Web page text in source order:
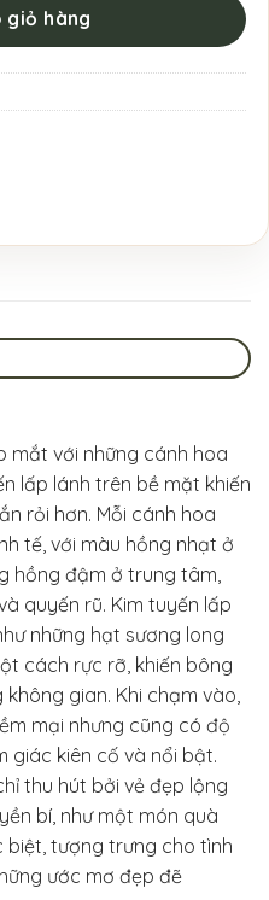
giỏ hàng
mắt với những cánh hoa
lấp lánh trên bề mặt khiến
rỏi hơn. Mỗi cánh hoa
tế, với màu hồng nhạt ở
hồng đậm ở trung tâm,
quyến rũ. Kim tuyến lấp
những hạt sương long
cách rực rỡ, khiến bông
gian. Khi chạm vào,
mại nhưng cũng có độ
giác kiên cố và nổi bật.
thu hút bởi vẻ đẹp lộng
bí, như một món quà
tượng trưng cho tình
ước mơ đẹp đẽ